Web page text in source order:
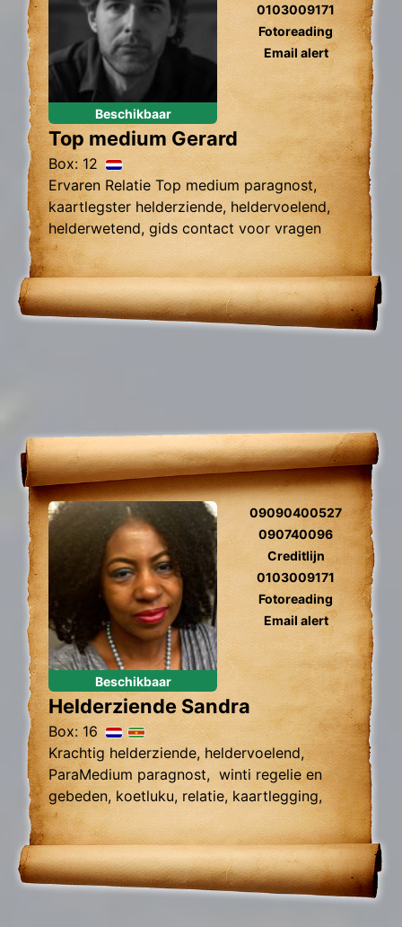
Beschikbaar
0103009171
Fotoreading
Email alert
Top medium Gerard
Box: 12
Ervaren Relatie Top medium paragnost,
kaartlegster helderziende, heldervoelend,
helderwetend, gids contact voor vragen
over relatie problemen, tweelingzielen,
Beschikbaar
09090400527
090740096
Creditlijn
0103009171
Fotoreading
Email alert
Helderziende Sandra
Box: 16
Krachtig helderziende, heldervoelend,
ParaMedium paragnost, winti regelie en
gebeden, koetluku, relatie, kaartlegging,
fotoreading, zielsliefde, tweelingzielen,
toekomst voorspelling, relatie herstel,
gidscontact.